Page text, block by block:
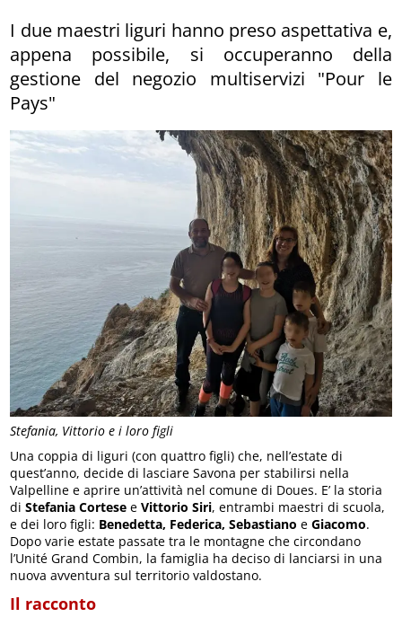
Stefania, Vittorio e i loro figli
I due maestri liguri hanno preso aspettativa e,
appena possibile, si occuperanno della
gestione del negozio multiservizi "Pour le
Pays"
Una coppia di liguri (con quattro figli) che, nell’estate di
quest’anno, decide di lasciare Savona per stabilirsi nella
Valpelline e aprire un’attività nel comune di Doues. E’ la storia
di Stefania Cortese eVittorio Siri, entrambi maestri di scuola,
e dei loro figli: Benedetta, Federica, Sebastiano eGiacomo.
Dopo varie estate passate tra le montagne che circondano
l’Unité Grand Combin, la famiglia ha deciso di lanciarsi in una
nuova avventura sul territorio valdostano.
Il racconto